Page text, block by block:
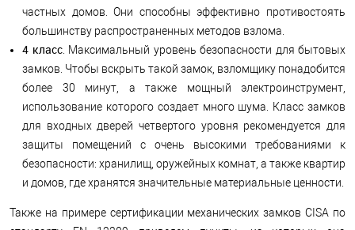
частных домов. Они способны эффективно противостоять
большинству распространенных методов взлома.
4 класс. Максимальный уровень безопасности для бытовых
замков. Чтобы вскрыть такой замок, взломщику понадобится
более 30 минут, а также мощный электроинструмент,
использование которого создает много шума. Класс замков
для входных дверей четвертого уровня рекомендуется для
защиты помещений с очень высокими требованиями к
безопасности: хранилищ, оружейных комнат, а также квартир
и домов, где хранятся значительные материальные ценности.
Также на примере сертификации механических замков CISA по